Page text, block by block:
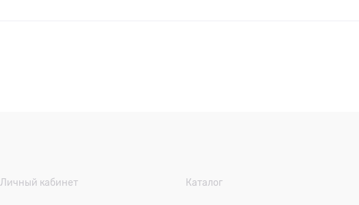
Личный кабинет Каталог